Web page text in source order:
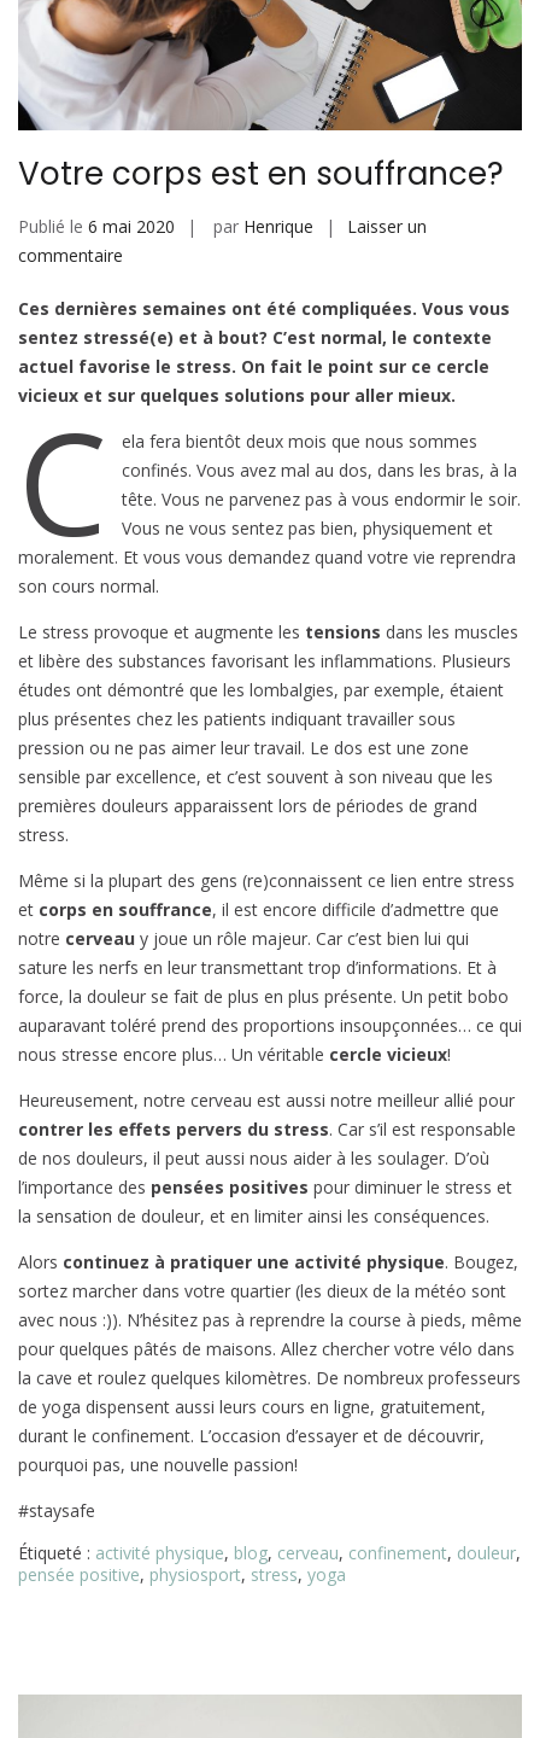
Votre corps est en souffrance?
Publié le 6 mai 2020 par Henrique
Laisser un
commentaire
corps
est
en
souffrance?
Ces dernières semaines ont été compliquées. Vous vous
sentez stressé(e) et à bout? C’est normal, le contexte
actuel favorise le stress. On fait le point sur ce cercle
vicieux et sur quelques solutions pour aller mieux.
C
ela fera bientôt deux mois que nous sommes
confinés. Vous avez mal au dos, dans les bras, à la
tête. Vous ne parvenez pas à vous endormir le soir.
Vous ne vous sentez pas bien, physiquement et
moralement. Et vous vous demandez quand votre vie reprendra
son cours normal.
Le stress provoque et augmente les tensions dans les muscles
et libère des substances favorisant les inflammations. Plusieurs
études ont démontré que les lombalgies, par exemple, étaient
plus présentes chez les patients indiquant travailler sous
pression ou ne pas aimer leur travail. Le dos est une zone
sensible par excellence, et c’est souvent à son niveau que les
premières douleurs apparaissent lors de périodes de grand
stress.
Même si la plupart des gens (re)connaissent ce lien entre stress
et corps en souffrance, il est encore difficile d’admettre que
notre cerveau y joue un rôle majeur. Car c’est bien lui qui
sature les nerfs en leur transmettant trop d’informations. Et à
force, la douleur se fait de plus en plus présente. Un petit bobo
auparavant toléré prend des proportions insoupçonnées… ce qui
nous stresse encore plus… Un véritable cercle vicieux!
Heureusement, notre cerveau est aussi notre meilleur allié pour
contrer les effets pervers du stress. Car s’il est responsable
de nos douleurs, il peut aussi nous aider à les soulager. D’où
l’importance des pensées positives pour diminuer le stress et
la sensation de douleur, et en limiter ainsi les conséquences.
Alors continuez à pratiquer une activité physique. Bougez,
sortez marcher dans votre quartier (les dieux de la météo sont
avec nous :)). N’hésitez pas à reprendre la course à pieds, même
pour quelques pâtés de maisons. Allez chercher votre vélo dans
la cave et roulez quelques kilomètres. De nombreux professeurs
de yoga dispensent aussi leurs cours en ligne, gratuitement,
durant le confinement. L’occasion d’essayer et de découvrir,
pourquoi pas, une nouvelle passion!
#staysafe
Étiqueté : activité physique, blog, cerveau, confinement, douleur,
pensée positive, physiosport, stress, yoga